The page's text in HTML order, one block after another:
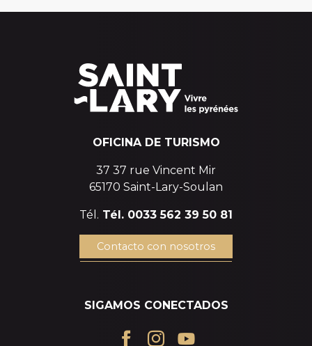
OFICINA DE TURISMO
37 37 rue Vincent Mir
65170 Saint-Lary-Soulan
Tél. Tél. 0033 562 39 50 81
Contacto con nosotros
SIGAMOS CONECTADOS